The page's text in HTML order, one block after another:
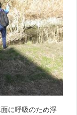
に呼吸のため浮